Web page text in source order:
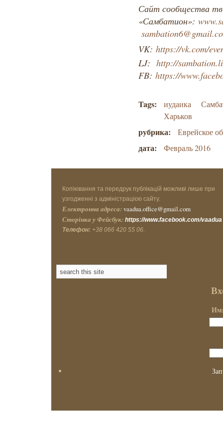
Сайт сообщества
«Самбатион»:
VK: https://vk.com/
LJ: http://
FB: https://
Tags: иудаика
Харьков
рубрика: Еврейское
дата: Февраль 2016
Копіювання та передрук публікацій можливі лише при
узгодженні з адміністрацією сайту.
Електронна адреса: vaadua.office@gmail.com
Сторінка у Фейсбук: https://www.facebook.com/vaadua
Телефон: +38 066 420 55 06.